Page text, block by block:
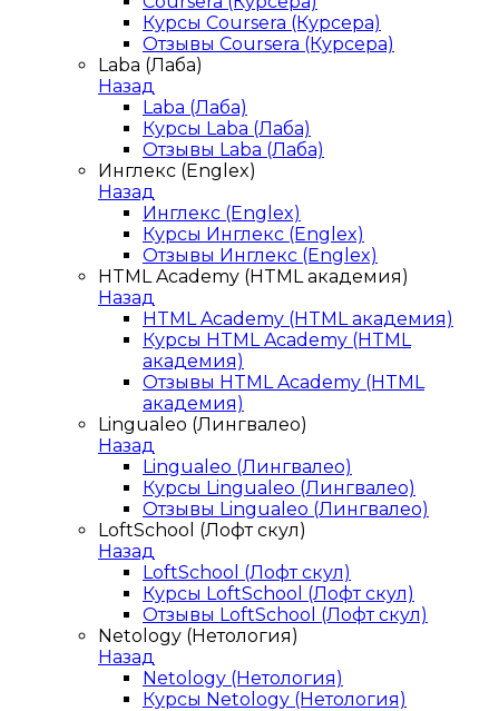
Курсы Coursera (Курсера)
Отзывы Coursera (Курсера)
Laba (Лаба)
Назад
Laba (Лаба)
Курсы Laba (Лаба)
Отзывы Laba (Лаба)
Инглекс (Englex)
Назад
Инглекс (Englex)
Курсы Инглекс (Englex)
Отзывы Инглекс (Englex)
HTML Academy (HTML академия)
Назад
HTML Academy (HTML академия)
Курсы HTML Academy (HTML
академия)
Отзывы HTML Academy (HTML
академия)
Lingualeo (Лингвалео)
Назад
Lingualeo (Лингвалео)
Курсы Lingualeo (Лингвалео)
Отзывы Lingualeo (Лингвалео)
LoftSchool (Лофт скул)
Назад
LoftSchool (Лофт скул)
Курсы LoftSchool (Лофт скул)
Отзывы LoftSchool (Лофт скул)
Netology (Нетология)
Назад
Netology (Нетология)
Курсы Netology (Нетология)